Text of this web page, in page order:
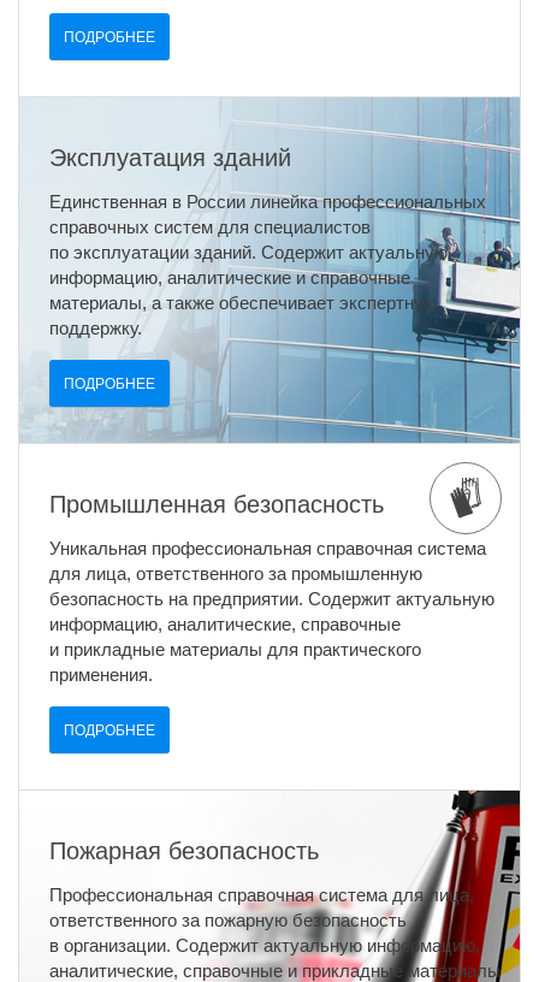
ПОДРОБНЕЕ
Эксплуатация зданий
Единственная в России линейка профессиональных
справочных систем для специалистов
по эксплуатации зданий. Содержит актуальную
информацию, аналитические и справочные
материалы, а также обеспечивает экспертную
поддержку.
ПОДРОБНЕЕ
Промышленная безопасность
Уникальная профессиональная справочная система
для лица, ответственного за промышленную
безопасность на предприятии. Содержит актуальную
информацию, аналитические, справочные
и прикладные материалы для практического
применения.
ПОДРОБНЕЕ
Пожарная безопасность
Профессиональная справочная система для лица,
ответственного за пожарную безопасность
в организации. Содержит актуальную информацию,
аналитические, справочные и прикладные материалы